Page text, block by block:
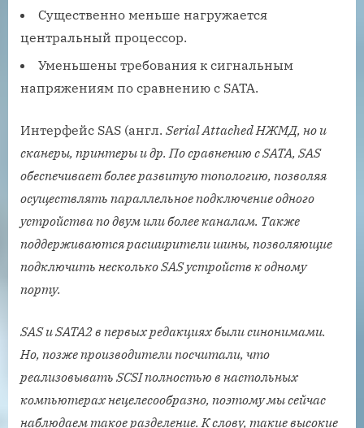
Существенно меньше нагружается
центральный процессор.
Уменьшены требования к сигнальным
напряжениям по сравнению с SATA.
Интерфейс SAS (англ. Serial Attached НЖМД, но и
сканеры, принтеры и др. По сравнению с SATA, SAS
обеспечивает более развитую топологию, позволяя
осуществлять параллельное подключение одного
устройства по двум или более каналам. Также
поддерживаются расширители шины, позволяющие
подключить несколько SAS устройств к одному
порту.
SAS и SATA2 в первых редакциях были синонимами.
Но, позже производители посчитали, что
реализовывать SCSI полностью в настольных
компьютерах нецелесообразно, поэтому мы сейчас
наблюдаем такое разделение. К слову, такие высокие